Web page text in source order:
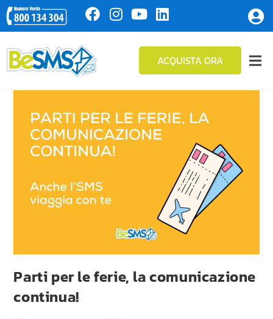
ACQUISTA ORA
Parti per le ferie, la comunicazione
continua!